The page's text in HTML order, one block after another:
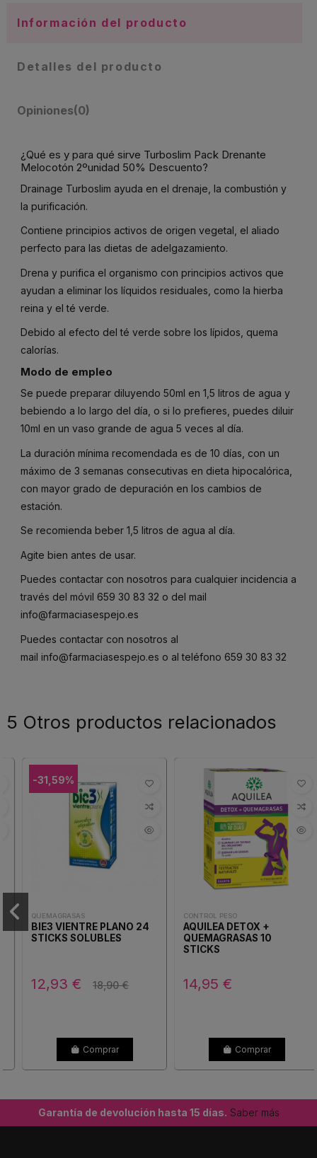
Información del producto
Detalles del producto
Opiniones(0)
¿Qué es y para qué sirve Turboslim Pack Drenante
Melocotón 2ºunidad 50% Descuento?
Drainage Turboslim ayuda en el drenaje, la combustión y
la purificación.
Contiene principios activos de origen vegetal, el aliado
perfecto para las dietas de adelgazamiento.
Drena y purifica el organismo con principios activos que
ayudan a eliminar los líquidos residuales, como la hierba
reina y el té verde.
Debido al efecto del té verde sobre los lípidos, quema
calorías.
Modo de empleo
Se puede preparar diluyendo 50ml en 1,5 litros de agua y
bebiendo a lo largo del día, o si lo prefieres, puedes diluir
10ml en un vaso grande de agua 5 veces al día.
La duración mínima recomendada es de 10 días, con un
máximo de 3 semanas consecutivas en dieta hipocalórica,
con mayor grado de depuración en los cambios de
estación.
Se recomienda beber 1,5 litros de agua al día.
Agite bien antes de usar.
Puedes contactar con nosotros para cualquier incidencia a
través del móvil 659 30 83 32 o del mail
info@farmaciasespejo.es
Puedes contactar con nosotros al
mail info@farmaciasespejo.es o al teléfono 659 30 83 32
5 Otros productos relacionados
-31,59%
QUEMAGRASAS
BIE3 VIENTRE PLANO 24
STICKS SOLUBLES
12,93 € 18,90 €
Comprar
CONTROL PESO
AQUILEA DETOX +
QUEMAGRASAS 10
STICKS
14,95 €
Comprar
Garantía de devolución hasta 15 días. Saber más